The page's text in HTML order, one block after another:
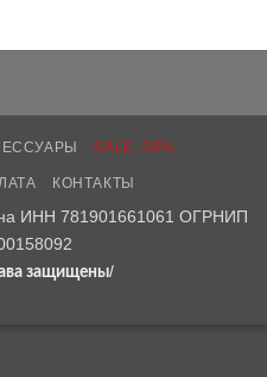
SALE -30%
КОНТАКТЫ
ИНН 781901661061 ОГРНИП
защищены/